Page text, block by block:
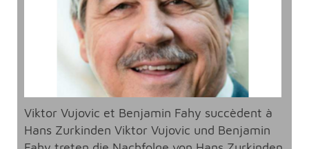
Viktor Vujovic et Benjamin Fahy succèdent à
Hans Zurkinden Viktor Vujovic und Benjamin